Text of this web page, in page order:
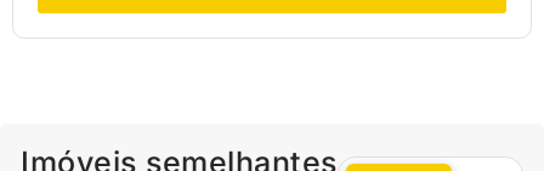
Imóveis semelhantes